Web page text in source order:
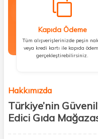
Kapıda Ödeme
Tüm alışverişlerinizde peşin
veya kredi kartı ile kapıda
gerçekleştirebilirsiniz.
Hakkımızda
Türkiye’nin
Edici Gıda